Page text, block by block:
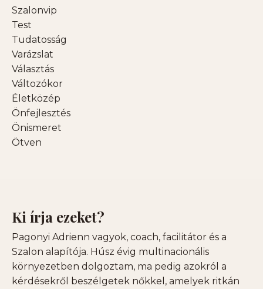
Szalonvip
Test
Tudatosság
Varázslat
Választás
Változókor
Életközép
Önfejlesztés
Önismeret
Ötven
Ki írja ezeket?
Pagonyi Adrienn vagyok, coach, facilitátor és a
Szalon alapítója. Húsz évig multinacionális
környezetben dolgoztam, ma pedig azokról a
kérdésekről beszélgetek nőkkel, amelyek ritkán